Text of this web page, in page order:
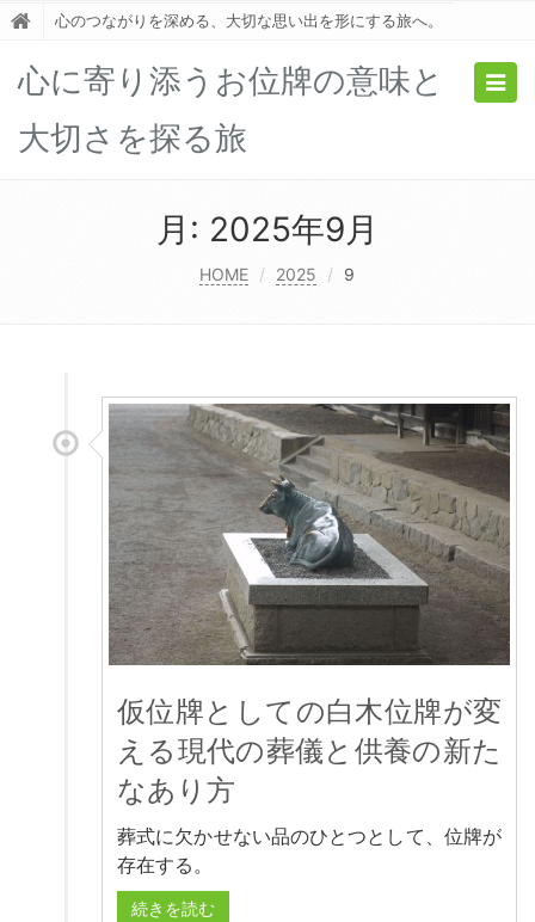
心のつながりを深める、大切な思い出を形にする旅へ。
心に寄り添うお位牌の意味と
大切さを探る旅
月: 2025年9月
HOME 2025 9
仮位牌としての白木位牌が変
える現代の葬儀と供養の新た
なあり方
葬式に欠かせない品のひとつとして、位牌が
存在する。
続きを読む